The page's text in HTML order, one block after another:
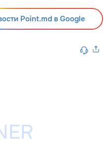
Point.md в Google